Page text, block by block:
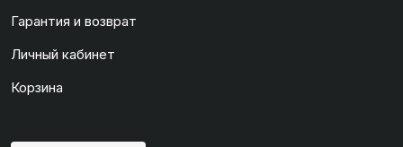
Гарантия и возврат
Личный кабинет
Корзина